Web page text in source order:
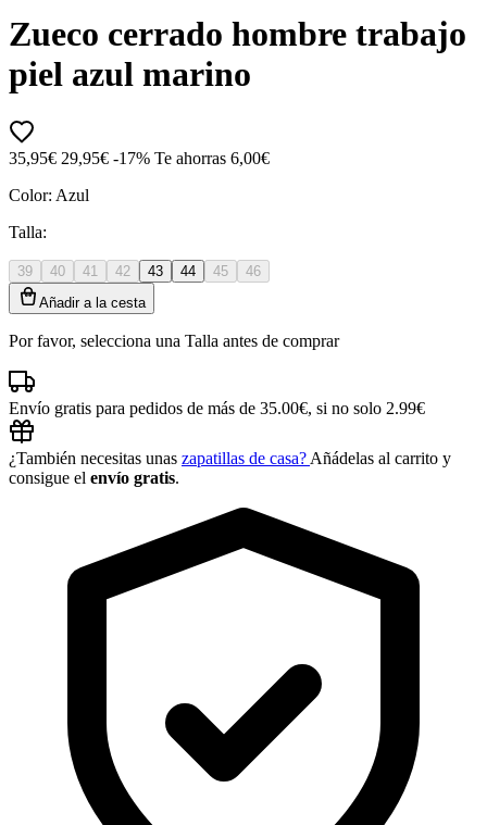
Zueco cerrado hombre trabajo
piel azul marino
35,95€ 29,95€ -17% Te ahorras 6,00€
Color: Azul
Talla:
39 40 41 42 43 44 45
46
Añadir a la cesta
Por favor, selecciona una Talla antes de comprar
Envío gratis para pedidos de más de 35.00€, si no solo 2.99€
¿También necesitas unas zapatillas de casa? Añádelas al carrito y
consigue el envío gratis.